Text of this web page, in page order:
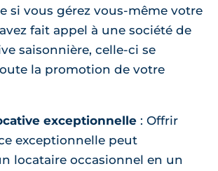
si vous gérez vous-même votre
fait appel à une société de
saisonnière, celle-ci se
la promotion de votre
exceptionnelle : Offrir
exceptionnelle peut
locataire occasionnel en un